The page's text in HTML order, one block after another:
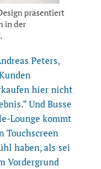
präsentiert
in der
Peters,
hier nicht
Und Busse
Lounge kommt
Touchscreen
haben, als sei
Vordergrund